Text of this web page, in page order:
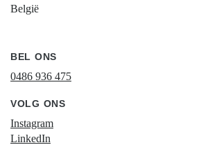
België
BEL ONS
0486 936 475
VOLG ONS
Instagram
LinkedIn